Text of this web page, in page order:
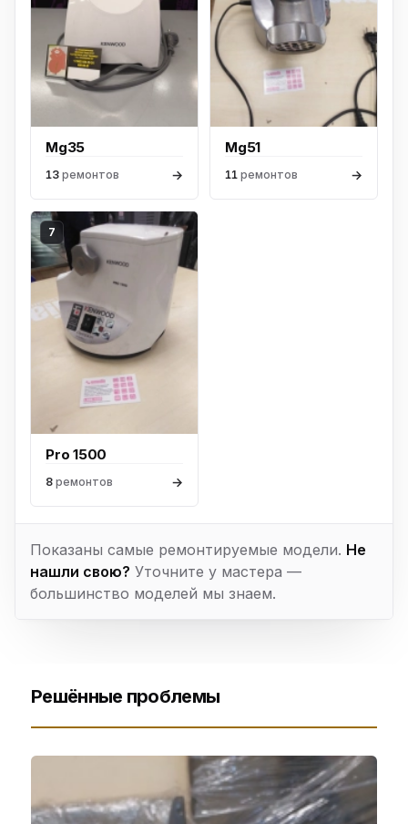
Mg35
13 ремонтов →
Mg51
11 ремонтов →
7
Pro 1500
8 ремонтов →
Показаны самые ремонтируемые модели. Не
нашли свою? Уточните у мастера —
большинство моделей мы знаем.
Решённые проблемы